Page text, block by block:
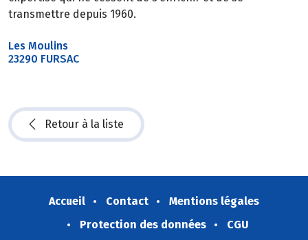
transmettre depuis 1960.
Les Moulins
23290 FURSAC
Retour à la liste
Accueil Contact
Mentions légales
Protection des données
CGU